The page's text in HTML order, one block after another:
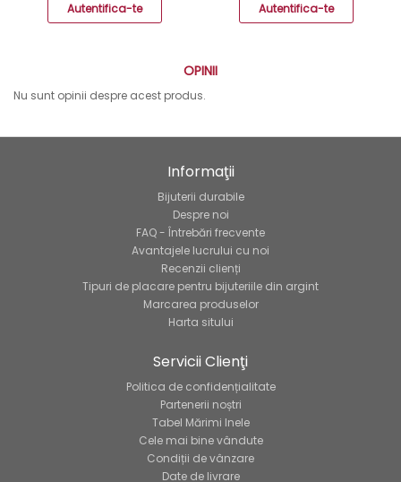
Autentifica-te Autentifica-te
OPINII
Nu sunt opinii despre acest produs.
Informaţii
Bijuterii durabile
Despre noi
FAQ - Întrebări frecvente
Avantajele lucrului cu noi
Recenzii clienți
Tipuri de placare pentru bijuteriile din argint
Marcarea produselor
Harta sitului
Servicii Clienţi
Politica de confidențialitate
Partenerii noștri
Tabel Mărimi Inele
Cele mai bine vândute
Condiții de vânzare
Date de livrare